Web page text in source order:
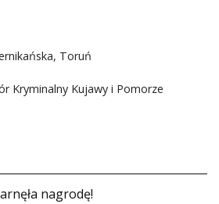
Toruń
Kryminalny Kujawy i Pomorze
nagrodę!